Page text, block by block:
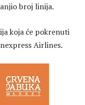
broj linija.
koja će pokrenuti
Airlines.